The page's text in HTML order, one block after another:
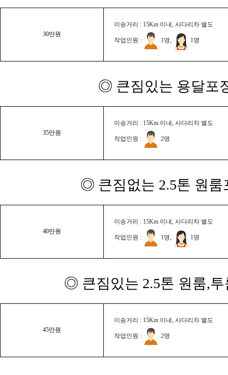
30만원
이송거리 : 15Km 이내, 사다리차 별도
작업인원 : 1명, 1명
◎ 큰짐있는 용달포
35만원
이송거리 : 15Km 이내, 사다리차 별도
작업인원 : 2명
◎ 큰짐없는 2.5톤 원룸
40만원
이송거리 : 15Km 이내, 사다리차 별도
작업인원 : 1명, 1명
◎ 큰짐있는 2.5톤 원룸,
45만원
이송거리 : 15Km 이내, 사다리차 별도
작업인원 : 2명